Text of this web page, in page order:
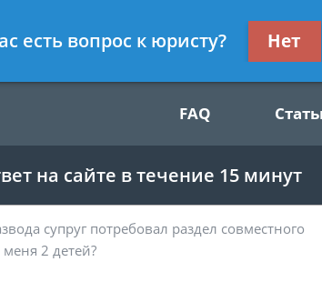
FAQ
на сайте в течение 15 минут
есть вопрос к юристу? Нет